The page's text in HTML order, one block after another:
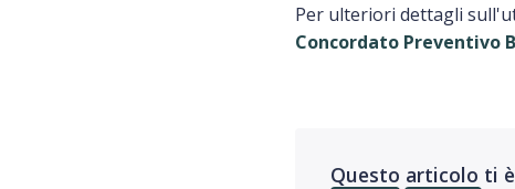
Per ulteriori dettagli
Concordato Preventivo
Questo articolo ti